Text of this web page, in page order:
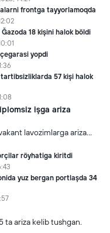
frontga tayyorlamoqda
18 kişini halok böldi
yopdi
57 kişi halok
işga ariza
lavozimlarga ariza
röyhatiga kiritdi
yuz bergan portlaşda 34
ta ariza kelib tushgan.